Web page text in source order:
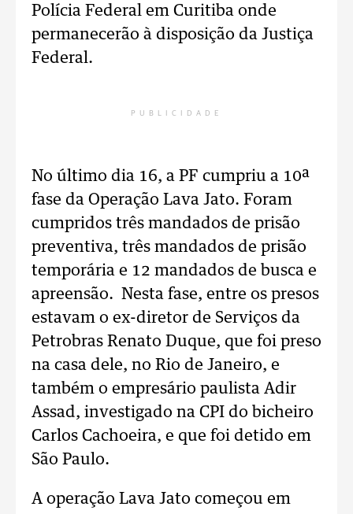
Polícia Federal em Curitiba onde
permanecerão à disposição da Justiça
Federal.
PUBLICIDADE
No último dia 16, a PF cumpriu a 10ª
fase da Operação Lava Jato. Foram
cumpridos três mandados de prisão
preventiva, três mandados de prisão
temporária e 12 mandados de busca e
apreensão. Nesta fase, entre os presos
estavam o ex-diretor de Serviços da
Petrobras Renato Duque, que foi preso
na casa dele, no Rio de Janeiro, e
também o empresário paulista Adir
Assad, investigado na CPI do bicheiro
Carlos Cachoeira, e que foi detido em
São Paulo.
A operação Lava Jato começou em